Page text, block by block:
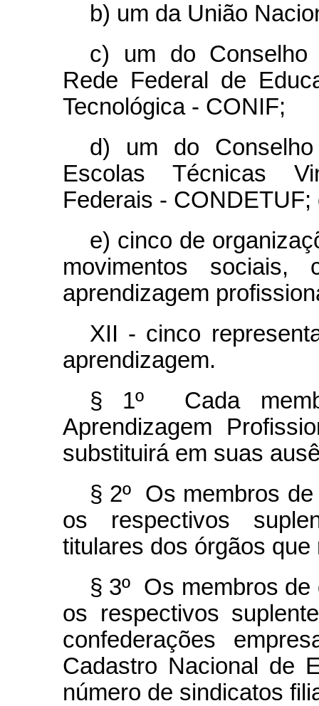
b) um da União
c) um do Conselho
Rede Federal de
Tecnológica - CONIF;
d) um do
Escolas Técnicas
Federais - CONDETUF;
e) cinco de
movimentos sociais,
aprendizagem
XII - cinco
aprendizagem.
§ 1º Cada
Aprendizagem
substituirá em suas
§ 2º Os membros
os respectivos
titulares dos órgãos que
§ 3º Os membros
os respectivos
confederações
Cadastro Nacional de
número de sindicatos